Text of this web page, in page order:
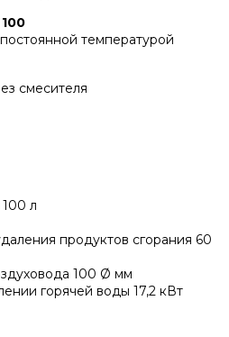
горелкой
Baxi
Vaillant
котлы
температурой
смесителя
л
продуктов сгорания 60
100 Ø мм
горячей воды 17,2 кВт